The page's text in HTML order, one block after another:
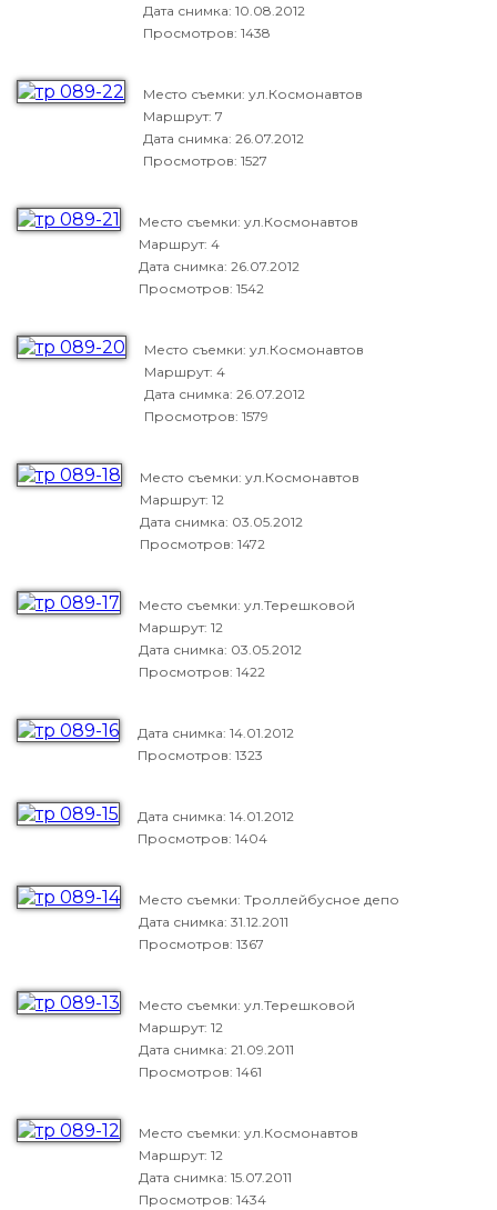
Дата снимка: 10.08.2012
Просмотров: 1438
Место съемки: ул.Космонавтов
Маршрут: 7
Дата снимка: 26.07.2012
Просмотров: 1527
Место съемки: ул.Космонавтов
Маршрут: 4
Дата снимка: 26.07.2012
Просмотров: 1542
Место съемки: ул.Космонавтов
Маршрут: 4
Дата снимка: 26.07.2012
Просмотров: 1579
Место съемки: ул.Космонавтов
Маршрут: 12
Дата снимка: 03.05.2012
Просмотров: 1472
Место съемки: ул.Терешковой
Маршрут: 12
Дата снимка: 03.05.2012
Просмотров: 1422
Дата снимка: 14.01.2012
Просмотров: 1323
Дата снимка: 14.01.2012
Просмотров: 1404
Место съемки: Троллейбусное депо
Дата снимка: 31.12.2011
Просмотров: 1367
Место съемки: ул.Терешковой
Маршрут: 12
Дата снимка: 21.09.2011
Просмотров: 1461
Место съемки: ул.Космонавтов
Маршрут: 12
Дата снимка: 15.07.2011
Просмотров: 1434